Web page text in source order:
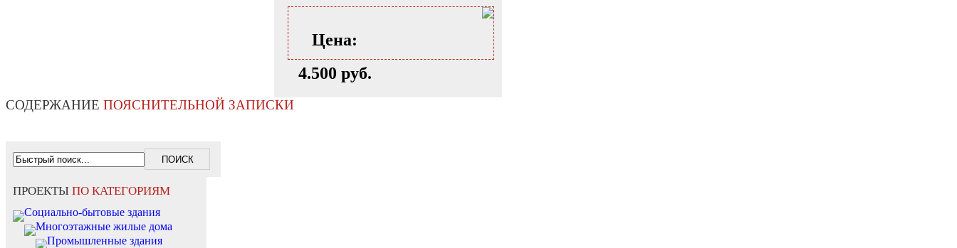
Цена:
4.500 руб.
СОДЕРЖАНИЕ ПОЯСНИТЕЛЬНОЙ ЗАПИСКИ
ПРОЕКТЫ ПО КАТЕГОРИЯМ
Социально-бытовые здания
Многоэтажные жилые дома
Промышленные здания